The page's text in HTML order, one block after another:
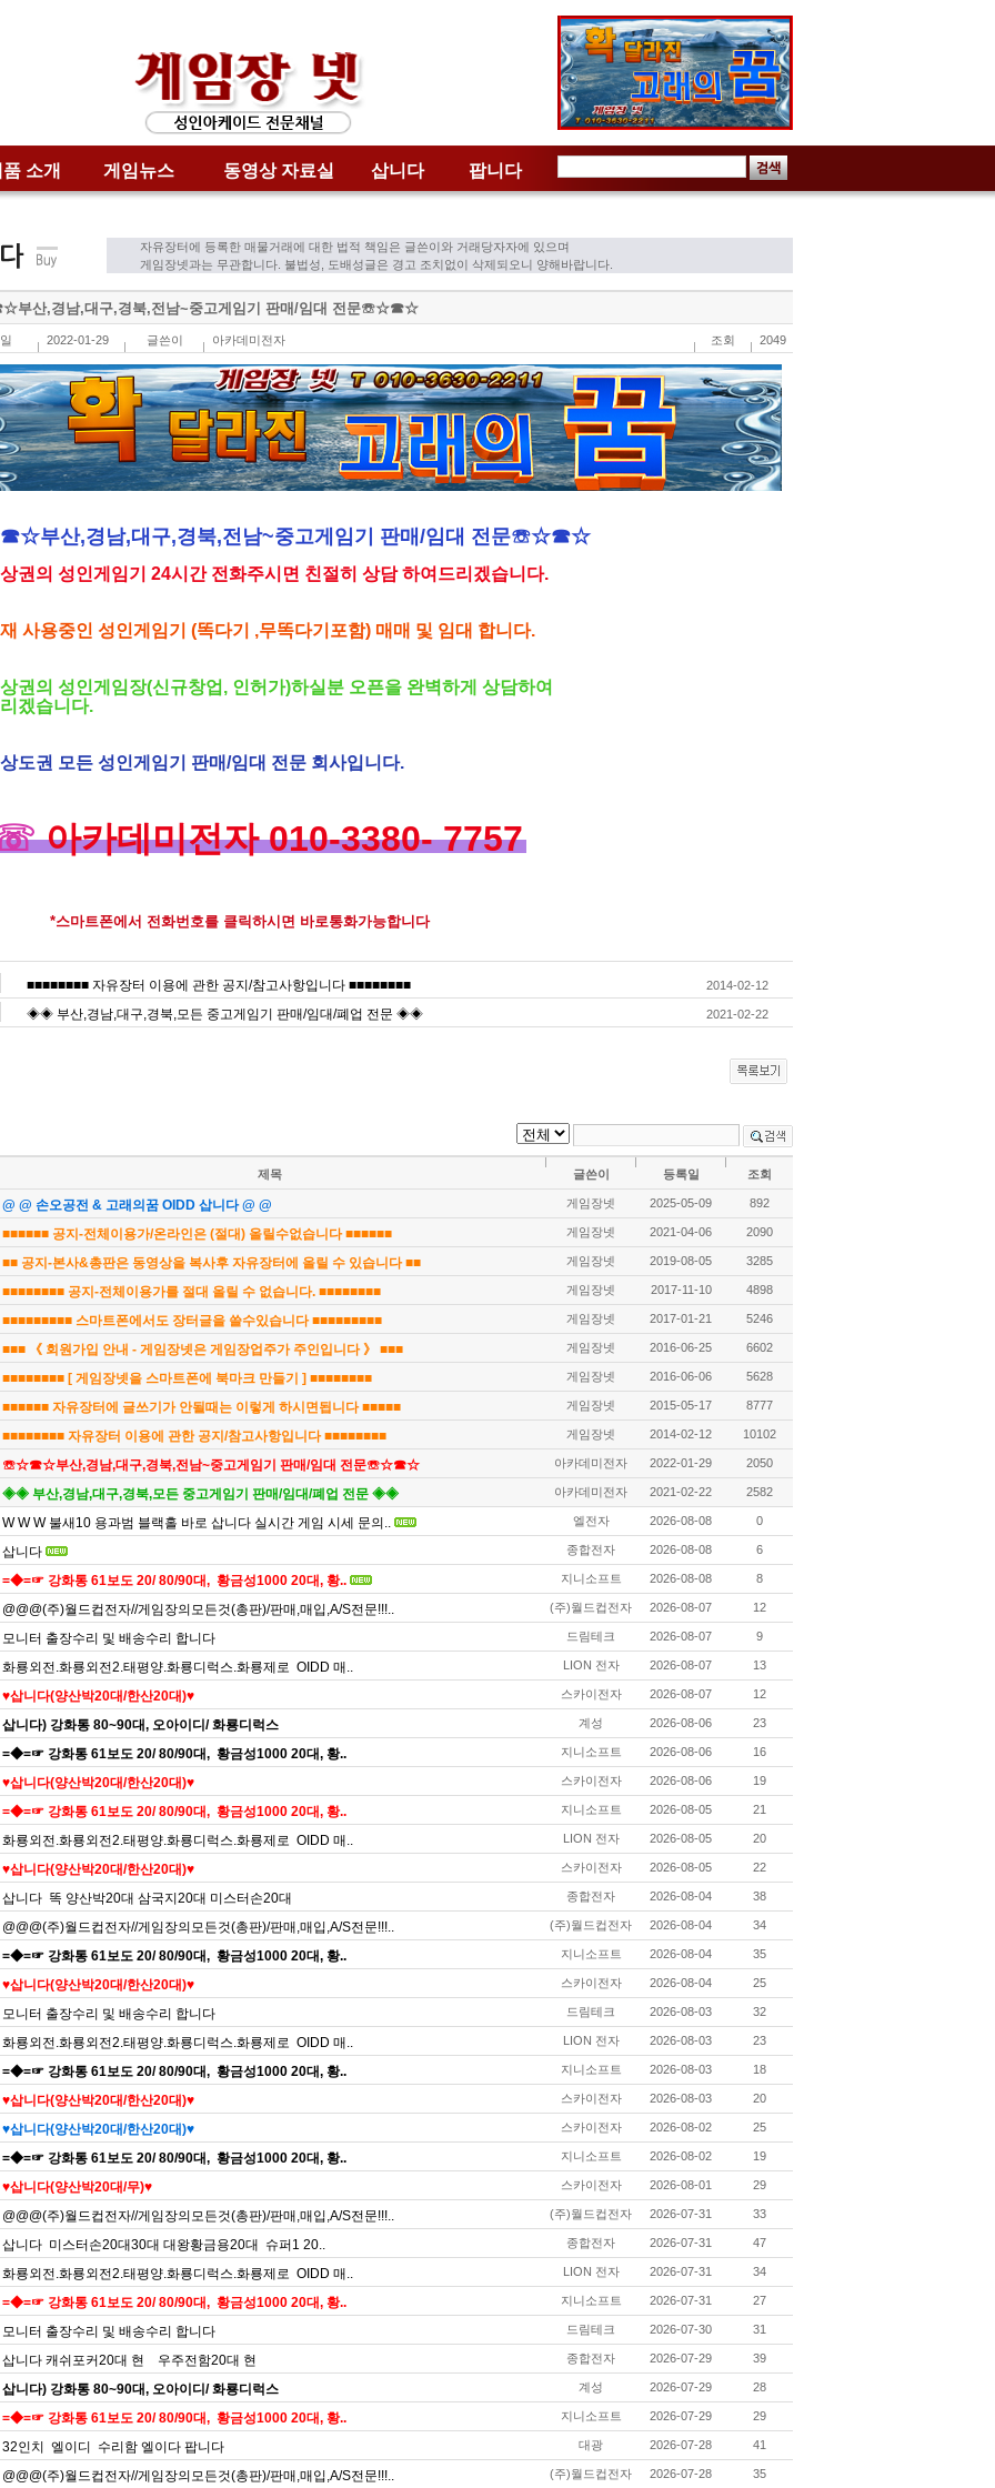
소개 게임뉴스 동영상 자료실 삽니다 팝니다
자유장터에 등록한 매물거래에 대한 법적 책임은 글쓴이와 거래당자자에 있으며
게임장넷과는 무관합니다. 불법성, 도배성글은 경고 조치없이 삭제되오니 양해바랍니다.
산,경남,대구,경북,전남~중고게임기 판매/임대 전문☏☆☎☆
2022-01-29 글쓴이 아카데미전자 조회 2049
부산,경남,대구,경북,전남~중고게임기 판매/임대 전문☏☆☎☆
권의 성인게임기 24시간 전화주시면 친절히 상담 하여드리겠습니다.
사용중인 성인게임기 (똑다기 ,무똑다기포함) 매매 및 임대 합니다.
권의 성인게임장(신규창업, 인허가)하실분 오픈을 완벽하게 상담하여
겠습니다.
도권 모든 성인게임기 판매/임대 전문 회사입니다.
아카데미전자 010-3380- 7757
*스마트폰에서 전화번호를 클릭하시면 바로통화가능합니다
■■■■■■■■ 자유장터 이용에 관한 공지/참고사항입니다 ■■■■■■■■ 2014-02-12
◈◈ 부산,경남,대구,경북,모든 중고게임기 판매/임대/폐업 전문 ◈◈ 2021-02-22
제목 글쓴이 등록일 조회
@ @ 손오공전 & 고래의꿈 OIDD 삽니다 @ @ 게임장넷 2025-05-09 892
■■■■■■ 공지-전체이용가/온라인은 (절대) 올릴수없습니다 ■■■■■■ 게임장넷 2021-04-06 2090
■■ 공지-본사&총판은 동영상을 복사후 자유장터에 올릴 수 있습니다 ■■ 게임장넷 2019-08-05 3285
■■■■■■■■ 공지-전체이용가를 절대 올릴 수 없습니다. ■■■■■■■■ 게임장넷 2017-11-10 4898
■■■■■■■■■ 스마트폰에서도 장터글을 쓸수있습니다 ■■■■■■■■■ 게임장넷 2017-01-21 5246
■■■ 《 회원가입 안내 - 게임장넷은 게임장업주가 주인입니다 》 ■■■ 게임장넷 2016-06-25 6602
■■■■■■■■ [ 게임장넷을 스마트폰에 북마크 만들기 ] ■■■■■■■■ 게임장넷 2016-06-06 5628
■■■■■■ 자유장터에 글쓰기가 안될때는 이렇게 하시면됩니다 ■■■■■ 게임장넷 2015-05-17 8777
■■■■■■■■ 자유장터 이용에 관한 공지/참고사항입니다 ■■■■■■■■ 게임장넷 2014-02-12 10102
☏☆☎☆부산,경남,대구,경북,전남~중고게임기 판매/임대 전문☏☆☎☆ 아카데미전자 2022-01-29 2050
◈◈ 부산,경남,대구,경북,모든 중고게임기 판매/임대/폐업 전문 ◈◈ 아카데미전자 2021-02-22 2582
W W W 불새10 용과범 블랙홀 바로 삽니다 실시간 게임 시세 문의.. 엘전자 2026-08-08 0
삽니다 종합전자 2026-08-08 6
=◆=☞ 강화통 61보도 20/ 80/90대, 황금성1000 20대, 황.. 지니소프트 2026-08-08 8
@@@(주)월드컵전자//게임장의모든것(총판)/판매,매입,A/S전문!!!.. (주)월드컵전자 2026-08-07 12
모니터 출장수리 및 배송수리 합니다 드림테크 2026-08-07 9
화룡외전.화룡외전2.태평양.화룡디럭스.화룡제로 OIDD 매.. LION 전자 2026-08-07 13
♥️삽니다(양산박20대/한산20대)♥️ 스카이전자 2026-08-07 12
삽니다) 강화통 80~90대, 오아이디/ 화룡디럭스 계성 2026-08-06 23
=◆=☞ 강화통 61보도 20/ 80/90대, 황금성1000 20대, 황.. 지니소프트 2026-08-06 16
♥️삽니다(양산박20대/한산20대)♥️ 스카이전자 2026-08-06 19
=◆=☞ 강화통 61보도 20/ 80/90대, 황금성1000 20대, 황.. 지니소프트 2026-08-05 21
화룡외전.화룡외전2.태평양.화룡디럭스.화룡제로 OIDD 매.. LION 전자 2026-08-05 20
♥️삽니다(양산박20대/한산20대)♥️ 스카이전자 2026-08-05 22
삽니다 똑 양산박20대 삼국지20대 미스터손20대 종합전자 2026-08-04 38
@@@(주)월드컵전자//게임장의모든것(총판)/판매,매입,A/S전문!!!.. (주)월드컵전자 2026-08-04 34
=◆=☞ 강화통 61보도 20/ 80/90대, 황금성1000 20대, 황.. 지니소프트 2026-08-04 35
♥️삽니다(양산박20대/한산20대)♥️ 스카이전자 2026-08-04 25
모니터 출장수리 및 배송수리 합니다 드림테크 2026-08-03 32
화룡외전.화룡외전2.태평양.화룡디럭스.화룡제로 OIDD 매.. LION 전자 2026-08-03 23
=◆=☞ 강화통 61보도 20/ 80/90대, 황금성1000 20대, 황.. 지니소프트 2026-08-03 18
♥️삽니다(양산박20대/한산20대)♥️ 스카이전자 2026-08-03 20
♥️삽니다(양산박20대/한산20대)♥️ 스카이전자 2026-08-02 25
=◆=☞ 강화통 61보도 20/ 80/90대, 황금성1000 20대, 황.. 지니소프트 2026-08-02 19
♥️삽니다(양산박20대/무)♥️ 스카이전자 2026-08-01 29
@@@(주)월드컵전자//게임장의모든것(총판)/판매,매입,A/S전문!!!.. (주)월드컵전자 2026-07-31 33
삽니다 미스터손20대30대 대왕황금용20대 슈퍼1 20.. 종합전자 2026-07-31 47
화룡외전.화룡외전2.태평양.화룡디럭스.화룡제로 OIDD 매.. LION 전자 2026-07-31 34
=◆=☞ 강화통 61보도 20/ 80/90대, 황금성1000 20대, 황.. 지니소프트 2026-07-31 27
모니터 출장수리 및 배송수리 합니다 드림테크 2026-07-30 31
삽니다 캐쉬포커20대 현 우주전함20대 현 종합전자 2026-07-29 39
삽니다) 강화통 80~90대, 오아이디/ 화룡디럭스 계성 2026-07-29 28
=◆=☞ 강화통 61보도 20/ 80/90대, 황금성1000 20대, 황.. 지니소프트 2026-07-29 29
32인치 엘이디 수리함 엘이다 팝니다 대광 2026-07-28 41
@@@(주)월드컵전자//게임장의모든것(총판)/판매,매입,A/S전문!!!.. (주)월드컵전자 2026-07-28 35